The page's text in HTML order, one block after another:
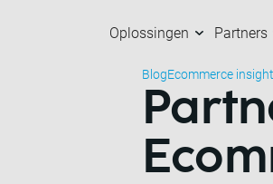
Oplossingen Partners
Over
BlogEcommerce